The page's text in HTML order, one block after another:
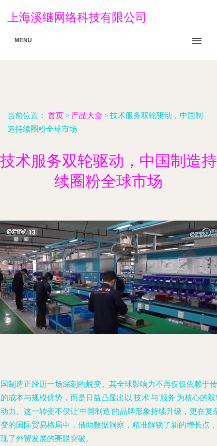
上海溪继网络科技有限公司
MENU
当前位置： 首页 > 产品大全 > 技术服务双轮驱动，中国制
造持续圈粉全球市场
技术服务双轮驱动，中国制造持
续圈粉全球市场
制造正经历一场深刻的蜕变。其全球影响力不再仅仅依赖于传
成本与规模优势，而是日益凸显出以‘技术’与‘服务’为核心的
力。这一转变不仅让‘中国制造’的品牌形象持续升级，更在复
的国际贸易格局中，借助数据洞察，精准解锁了新的增长点，
了外贸发展的亮眼突破。